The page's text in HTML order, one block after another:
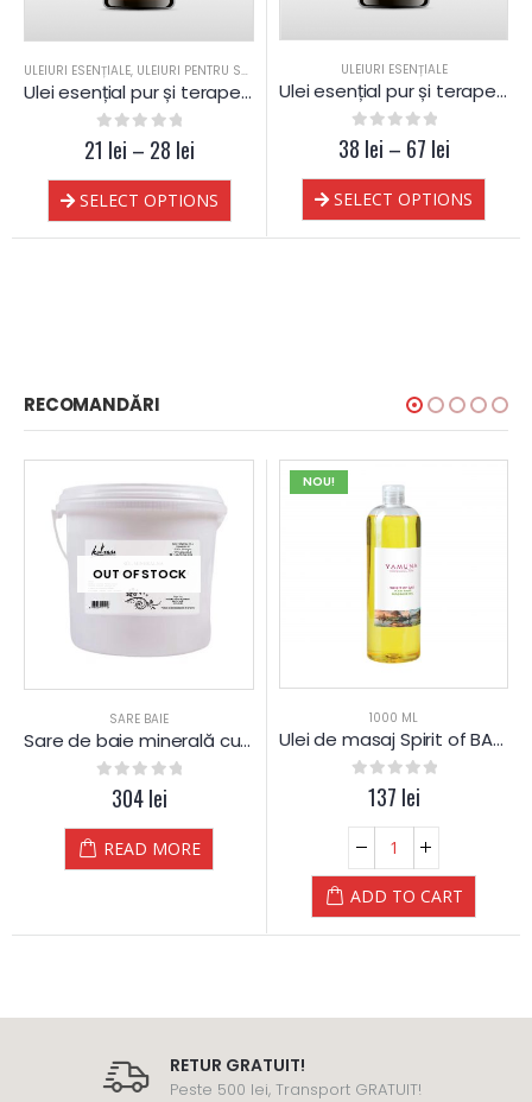
ULEIURI ESENȚIALE, ULEIURI PENTRU SAUNA
Ulei esențial pur și terapeutic de Portocală
0 out of 5
21 lei – 28 lei
SELECT OPTIONS
ULEIURI ESENȚIALE
Ulei esențial pur și terapeutic de Geranium Bourbon
0 out of 5
38 lei – 67 lei
SELECT OPTIONS
RECOMANDĂRI
OUT OF STOCK
SARE BAIE
Sare de baie minerală cu portocale & scortisoara
out of 5
304lei
READ MORE
NOU!
1000 ML
Ulei de masaj Spirit of BALI – Yamuna – din PLANTE
out of 5
137 lei
ADD TO CART
RETUR GRATUIT!
Peste 500 lei, Transport GRATUIT!